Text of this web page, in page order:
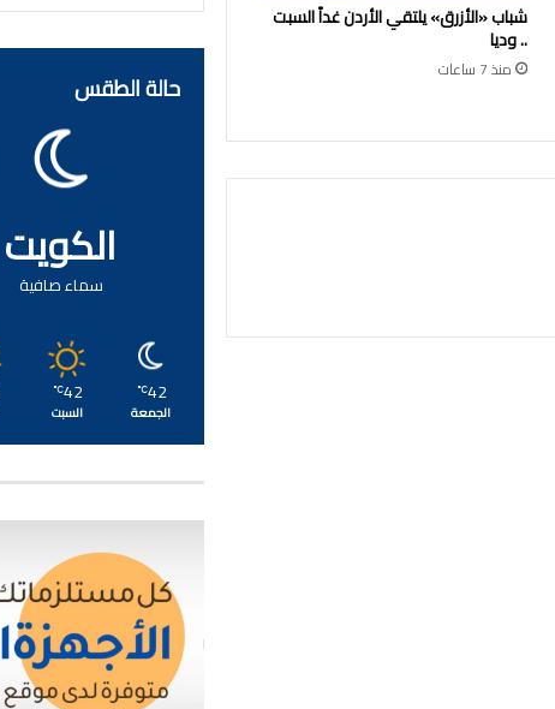
شباب «الأزرق» يلتقي الأردن غداً السبت
.. وديا
منذ 7 ساعات حالة الطقس
الكويت
سماء صافية
42
℃
الجمعة
42
℃
السبت